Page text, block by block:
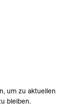
um zu aktuellen
bleiben.